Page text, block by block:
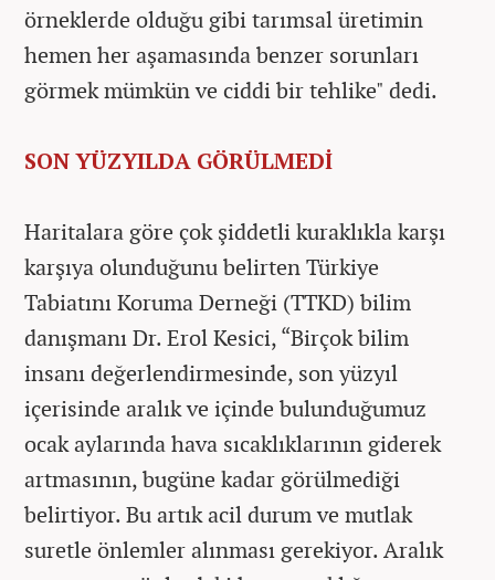
örneklerde olduğu gibi tarımsal üretimin
hemen her aşamasında benzer sorunları
görmek mümkün ve ciddi bir tehlike" dedi.
SON YÜZYILDA GÖRÜLMEDİ
Haritalara göre çok şiddetli kuraklıkla karşı
karşıya olunduğunu belirten Türkiye
Tabiatını Koruma Derneği (TTKD) bilim
danışmanı Dr. Erol Kesici, “Birçok bilim
insanı değerlendirmesinde, son yüzyıl
içerisinde aralık ve içinde bulunduğumuz
ocak aylarında hava sıcaklıklarının giderek
artmasının, bugüne kadar görülmediği
belirtiyor. Bu artık acil durum ve mutlak
suretle önlemler alınması gerekiyor. Aralık